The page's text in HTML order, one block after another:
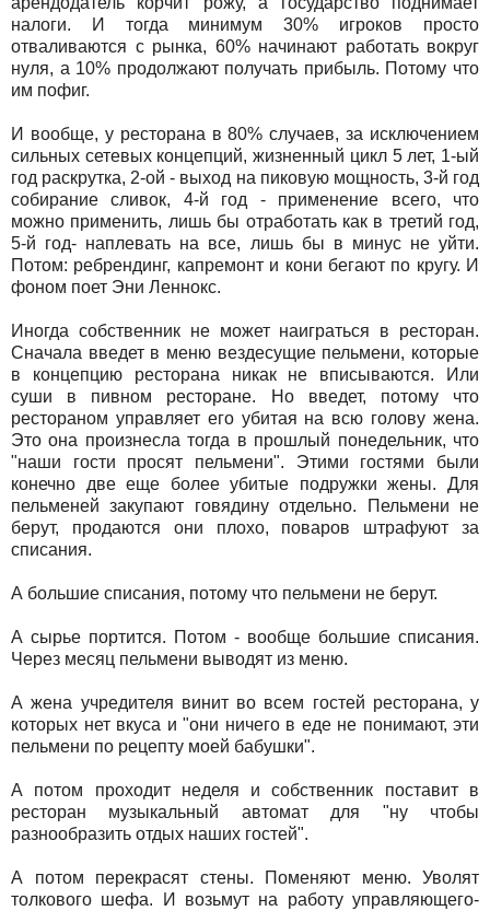
налоги. И тогда минимум 30% игроков просто
отваливаются с рынка, 60% начинают работать вокруг
нуля, а 10% продолжают получать прибыль. Потому что
им пофиг.
И вообще, у ресторана в 80% случаев, за исключением
сильных сетевых концепций, жизненный цикл 5 лет, 1-ый
год раскрутка, 2-ой - выход на пиковую мощность, 3-й год
собирание сливок, 4-й год - применение всего, что
можно применить, лишь бы отработать как в третий год,
5-й год- наплевать на все, лишь бы в минус не уйти.
Потом: ребрендинг, капремонт и кони бегают по кругу. И
фоном поет Эни Леннокс.
Иногда собственник не может наиграться в ресторан.
Сначала введет в меню вездесущие пельмени, которые
в концепцию ресторана никак не вписываются. Или
суши в пивном ресторане. Но введет, потому что
рестораном управляет его убитая на всю голову жена.
Это она произнесла тогда в прошлый понедельник, что
"наши гости просят пельмени". Этими гостями были
конечно две еще более убитые подружки жены. Для
пельменей закупают говядину отдельно. Пельмени не
берут, продаются они плохо, поваров штрафуют за
списания.
А большие списания, потому что пельмени не берут.
А сырье портится. Потом - вообще большие списания.
Через месяц пельмени выводят из меню.
А жена учредителя винит во всем гостей ресторана, у
которых нет вкуса и "они ничего в еде не понимают, эти
пельмени по рецепту моей бабушки".
А потом проходит неделя и собственник поставит в
ресторан музыкальный автомат для "ну чтобы
разнообразить отдых наших гостей".
А потом перекрасят стены. Поменяют меню. Уволят
толкового шефа. И возьмут на работу управляющего-